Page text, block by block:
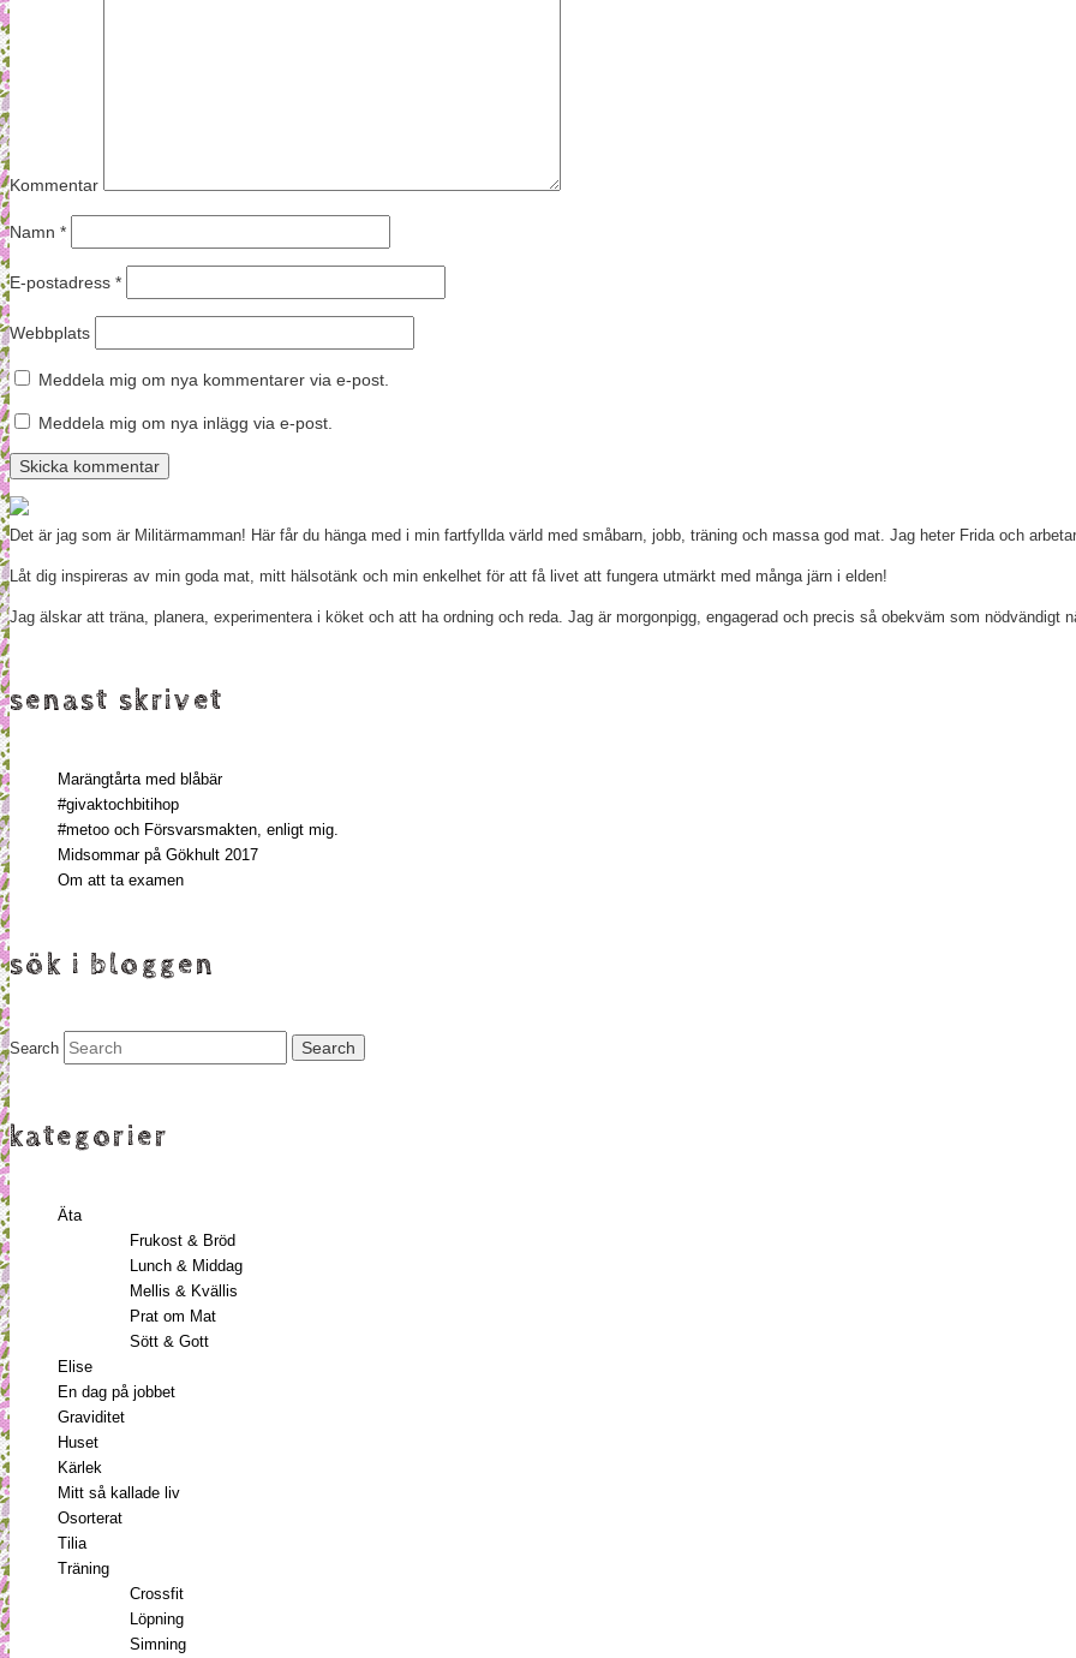
Kommentar
Namn *
E-postadress *
Webbplats
Meddela mig om nya kommentarer via e-post.
Meddela mig om nya inlägg via e-post.
Det är jag som är Militärmamman! Här får du hänga med i min fartfyllda värld med småbarn, jobb, träning och massa god mat. Jag heter Frida och
Låt dig inspireras av min goda mat, mitt hälsotänk och min enkelhet för att få livet att fungera utmärkt med många järn i elden!
Jag älskar att träna, planera, experimentera i köket och att ha ordning och reda. Jag är morgonpigg, engagerad och precis så obekväm som nödvändigt
senast skrivet
Marängtårta med blåbär
#givaktochbitihop
#metoo och Försvarsmakten, enligt mig.
Midsommar på Gökhult 2017
Om att ta examen
sök i bloggen
Search
kategorier
Äta
Frukost & Bröd
Lunch & Middag
Mellis & Kvällis
Prat om Mat
Sött & Gott
Elise
En dag på jobbet
Graviditet
Huset
Kärlek
Mitt så kallade liv
Osorterat
Tilia
Träning
Crossfit
Löpning
Simning